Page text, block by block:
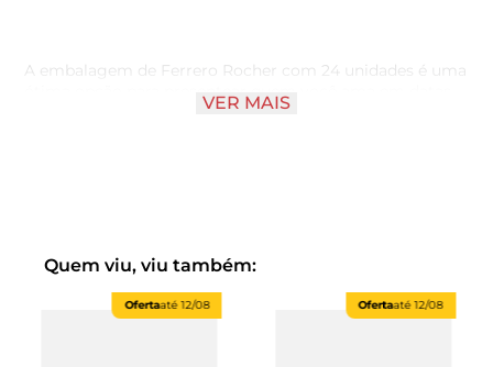
A embalagem de Ferrero Rocher com 24 unidades é uma
ótima opção para presentear quem você ama em datas
especiais como Natal e Páscoa.
*Imagens meramente ilustrativas*"
VER MAIS
Quem viu, viu também:
Ofertaaté12/08 Ofertaaté12/08